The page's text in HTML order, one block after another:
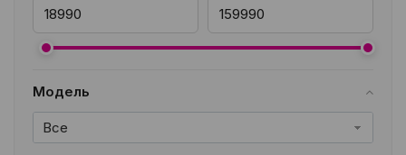
Модель
Все